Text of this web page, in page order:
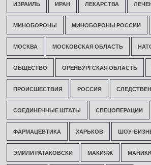
ИЗРАИЛЬ ИРАН ЛЕКАРСТВА
МИНОБОРОНЫ МИНОБОРОНЫ РОССИИ
МОСКВА МОСКОВСКАЯ ОБЛАСТЬ
ОБЩЕСТВО ОРЕНБУРГСКАЯ ОБЛАСТЬ
ПРОИСШЕСТВИЯ РОССИЯ
СОЕДИНЕННЫЕ ШТАТЫ СПЕЦОПЕРАЦИИ
ФАРМАЦЕВТИКА ХАРЬКОВ ШОУ-
ЭМИЛИ РАТАКОВСКИ МАКИЯЖ